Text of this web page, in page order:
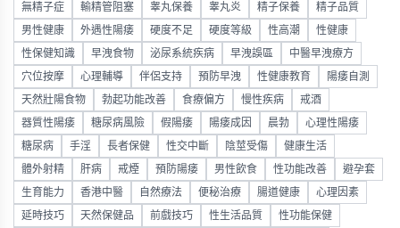
無精子症 輸精管阻塞 睾丸保養 睾丸炎 精子保養 精子品質
男性健康 外遇性陽痿 硬度不足 硬度等級 性高潮 性健康
性保健知識 早洩食物 泌尿系統疾病 早洩誤區 中醫早洩療方
穴位按摩 心理輔導 伴侶支持 預防早洩 性健康教育 陽痿自測
天然壯陽食物 勃起功能改善 食療偏方 慢性疾病 戒酒
器質性陽痿 糖尿病風險 假陽痿 陽痿成因 晨勃 心理性陽痿
糖尿病 手淫 長者保健 性交中斷 陰莖受傷 健康生活
體外射精 肝病 戒煙 預防陽痿 男性飲食 性功能改善 避孕套
生育能力 香港中醫 自然療法 便秘治療 腸道健康 心理因素
延時技巧 天然保健品 前戲技巧 性生活品質 性功能保健